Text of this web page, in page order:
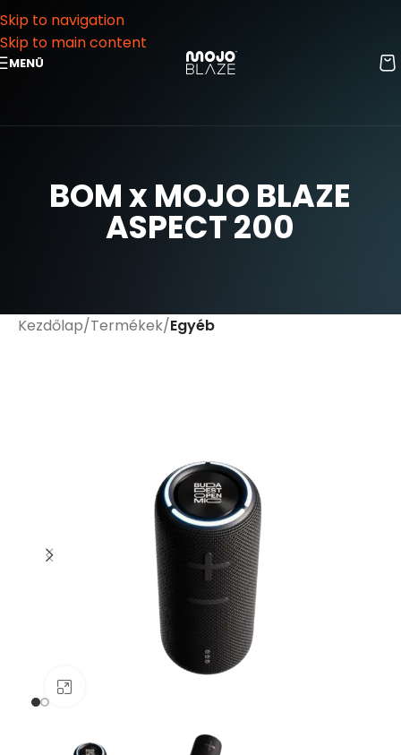
Skip to navigation
Skip to main content
MENÜ
BOM x MOJO BLAZE
ASPECT 200
Kezdőlap Termékek Egyéb